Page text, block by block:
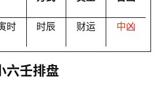
时 时辰 财运 中凶
六壬排盘